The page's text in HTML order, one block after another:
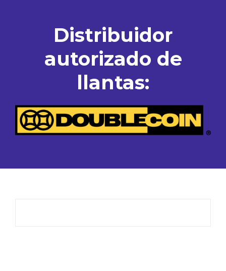
Distribuidor
autorizado de
llantas: